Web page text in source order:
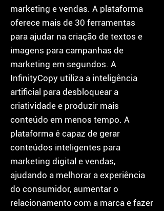
marketing e vendas. A plataforma
oferece mais de 30 ferramentas
para ajudar na criação de textos e
imagens para campanhas de
marketing em segundos. A
InfinityCopy utiliza a inteligência
artificial para desbloquear a
criatividade e produzir mais
conteúdo em menos tempo. A
plataforma é capaz de gerar
conteúdos inteligentes para
marketing digital e vendas,
ajudando a melhorar a experiência
do consumidor, aumentar o
relacionamento com a marca e fazer